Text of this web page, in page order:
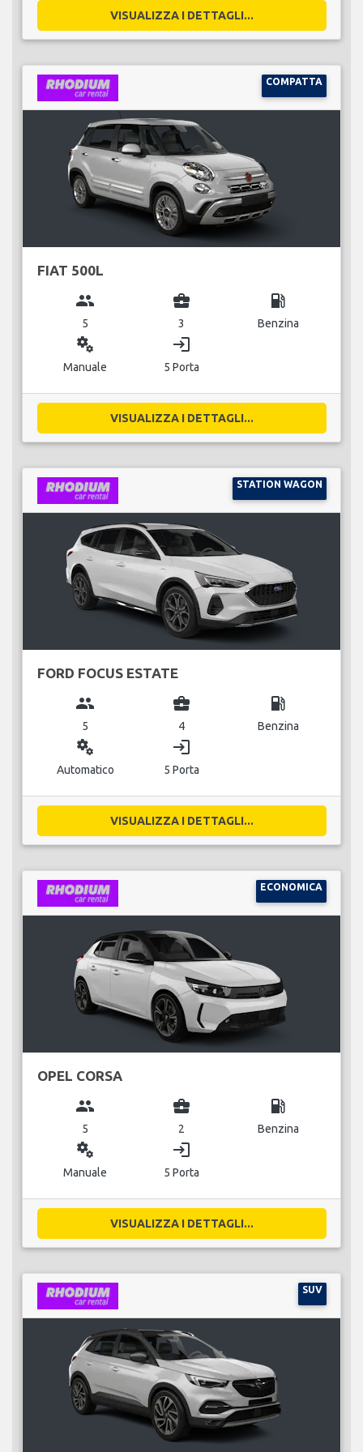
VISUALIZZA I DETTAGLI...
COMPATTA
FIAT 500L
group
5
business_center
3
local_gas_station
Benzina
miscellaneous_services
Manuale
login
5 Porta
VISUALIZZA I DETTAGLI...
STATION WAGON
FORD FOCUS ESTATE
group
5
business_center
4
local_gas_station
Benzina
miscellaneous_services
Automatico
login
5 Porta
VISUALIZZA I DETTAGLI...
ECONOMICA
OPEL CORSA
group
5
business_center
2
local_gas_station
Benzina
miscellaneous_services
Manuale
login
5 Porta
VISUALIZZA I DETTAGLI...
SUV